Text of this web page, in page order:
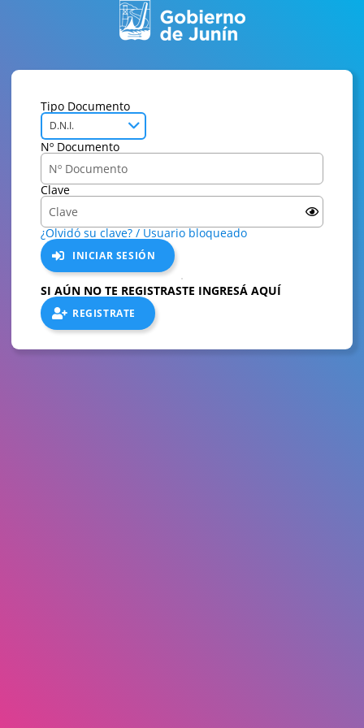
Tipo Documento
D.N.I.
Nº Documento
Clave
¿Olvidó su clave? / Usuario bloqueado
INICIAR SESIÓN
SI AÚN NO TE REGISTRASTE INGRESÁ AQUÍ
REGISTRATE